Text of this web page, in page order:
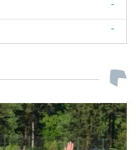
-
-